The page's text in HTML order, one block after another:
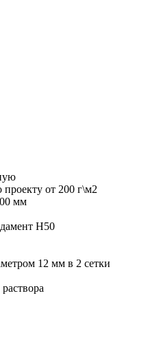
проекту от 200 г\м2
мм
H50
12 мм в 2 сетки